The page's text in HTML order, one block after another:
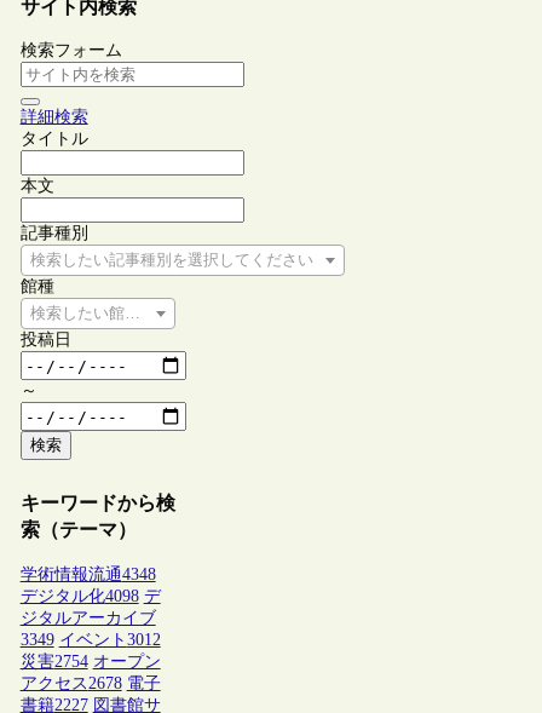
サイト内検索
検索フォーム
詳細検索
タイトル
本文
記事種別
検索したい記事種別を選択してください
館種
検索したい館種を選択してください
投稿日
～
検索
キーワードから検
索（テーマ）
学術情報流通4348
デジタル化4098 デ
ジタルアーカイブ
3349 イベント 3012
災害2754 オープン
アクセス 2678 電子
書籍2227 図書館サ